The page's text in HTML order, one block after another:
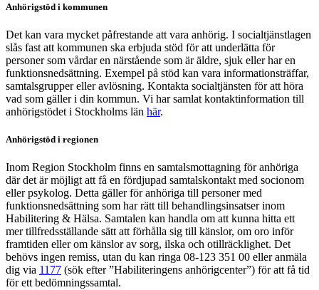
Anhörigstöd i kommunen
Det kan vara mycket påfrestande att vara anhörig. I socialtjänstlagen
slås fast att kommunen ska erbjuda stöd för att underlätta för
personer som vårdar en närstående som är äldre, sjuk eller har en
funktionsnedsättning. Exempel på stöd kan vara informationsträffar,
samtalsgrupper eller avlösning. Kontakta socialtjänsten för att höra
vad som gäller i din kommun. Vi har samlat kontaktinformation till
anhörigstödet i Stockholms län här.
Anhörigstöd i regionen
Inom Region Stockholm finns en samtalsmottagning för anhöriga
där det är möjligt att få en fördjupad samtalskontakt med socionom
eller psykolog. Detta gäller för anhöriga till personer med
funktionsnedsättning som har rätt till behandlingsinsatser inom
Habilitering & Hälsa. Samtalen kan handla om att kunna hitta ett
mer tillfredsställande sätt att förhålla sig till känslor, om oro inför
framtiden eller om känslor av sorg, ilska och otillräcklighet. Det
behövs ingen remiss, utan du kan ringa 08-123 351 00 eller anmäla
dig via 1177 (sök efter ”Habiliteringens anhörigcenter”) för att få tid
för ett bedömningssamtal.